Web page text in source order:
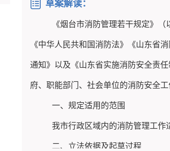
草案解读：
《烟台市消防管理若干规定》
《中华人民共和国消防法》《山东省
通知》以及《山东省实施消防安全责
府、职能部门、社会单位的消防安全工
一、规定适用的范围
我市行政区域内的消防管理工作
二、立法依据及起草过程